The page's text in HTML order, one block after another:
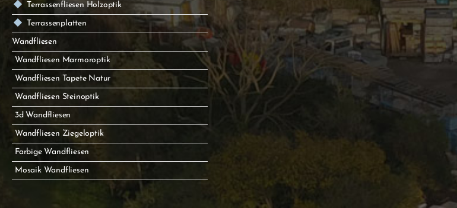
Terrassenfliesen Holzoptik
Terrassenplatten
Wandfliesen
Wandfliesen Marmoroptik
Wandfliesen Tapete Natur
Wandfliesen Steinoptik
3d Wandfliesen
Wandfliesen Ziegeloptik
Farbige Wandfliesen
Mosaik Wandfliesen